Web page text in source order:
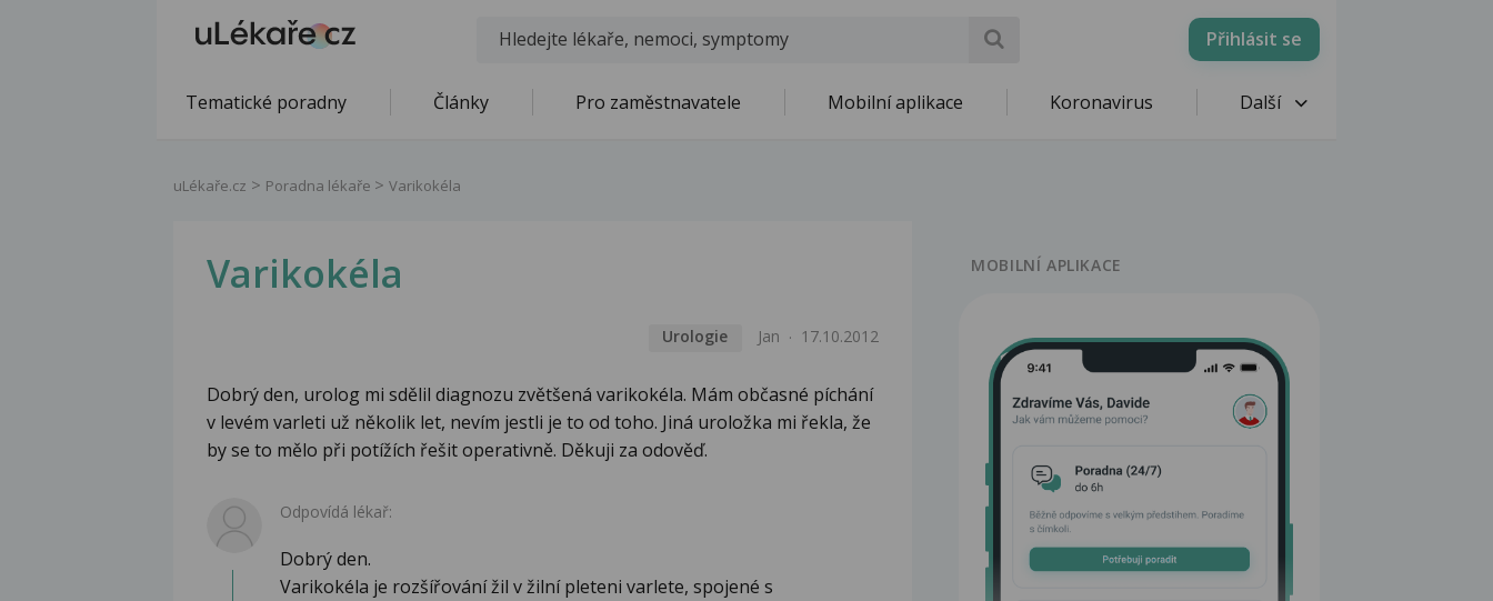
Přihlásit se
Tematické poradny Články Pro zaměstnavatele Mobilní aplikace Koronavirus Další
uLékaře.cz Poradna lékaře Varikokéla
Varikokéla
Urologie Jan 17.10.2012
Dobrý den, urolog mi sdělil diagnozu zvětšená varikokéla. Mám občasné píchání
v levém varleti už několik let, nevím jestli je to od toho. Jiná uroložka mi řekla, že
by se to mělo při potížích řešit operativně. Děkuji za odověď.
Odpovídá lékař:
Dobrý den.
Varikokéla je rozšířování žil v žilní pleteni varlete, spojené s
MOBILNÍ APLIKACE